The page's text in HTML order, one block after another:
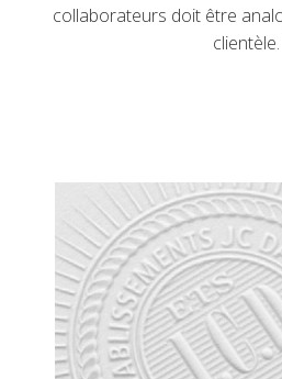
collaborateurs doit être
clientèle.